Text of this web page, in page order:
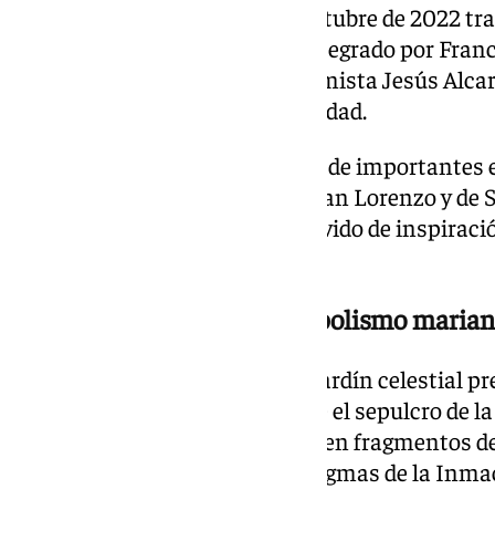
Los trabajos comenzaron en octubre de 2022
a cabo por el Taller Daroal —integrado por
Romero Alonso— junto al ceramista Jesús
asesoría artística de la Hermandad.
Las referencias visuales parten de
especialmente de la iglesia de San Lorenzo y
programas decorativos han servido de
Una cúpula cargada de simbolismo
En la cúpula se representa un jardín celestial
con el anagrama de María sobre el sepulcro de
grupos de ángeles que reproducen fragmentos
«Magnificat», aludiendo a los dogmas de la